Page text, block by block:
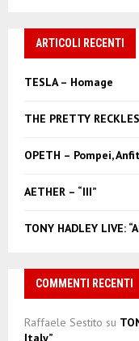
h
o
ARTICOLI RECENTI
TESLA – Homage
THE PRETTY
OPETH – Pompei,
AETHER – “III”
TONY HADLEY LIVE:
COMMENTI RECENTI
Raffaele Sestito su
Italy”